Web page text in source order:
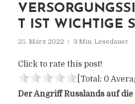
T IST WICHTIGE
25. März 2022 3 Min. Lesedauer
Click to rate this post!
[Total: 0
Der Angriff Russlands auf